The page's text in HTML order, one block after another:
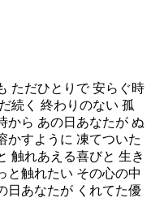
ただひとりで 安らぐ時
続く 終わりのない 孤
から あの日あなたが ぬ
かすように 凍てついた
触れあえる喜びと 生き
と触れたい その心の中
日あなたが くれてた優